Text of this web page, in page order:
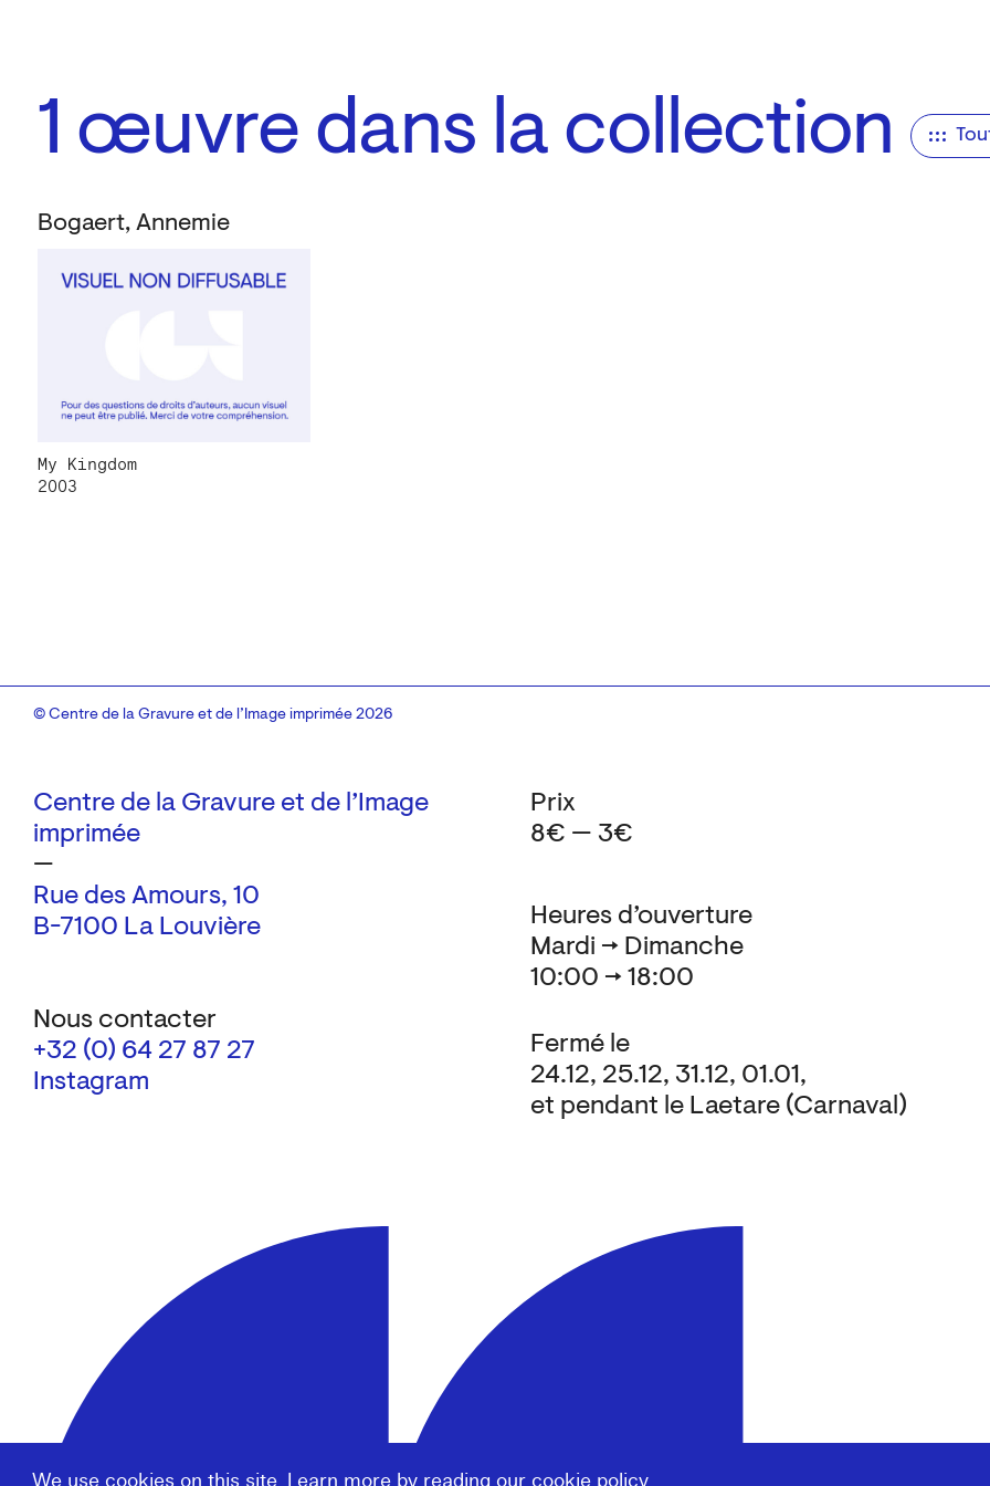
1 œuvre dans la collection
Bogaert, Annemie
My Kingdom
2003
Centre de la Gravure et de l’Image
imprimée
—
Rue des Amours, 10
B-7100 La Louvière
Nous contacter
+32 (0) 64 27 87 27
Instagram
Heures d’ouverture
Mardi → Dimanche
10:00 → 18:00
Fermé le
24.12, 25.12, 31.12, 01.01,
et pendant le Laetare (Carnaval)
Prix
8€ — 3€
© Centre de la Gravure et de l’Image imprimée 2026